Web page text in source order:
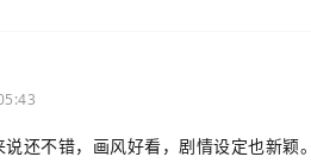
还不错，画风好看，剧情设定也新颖。